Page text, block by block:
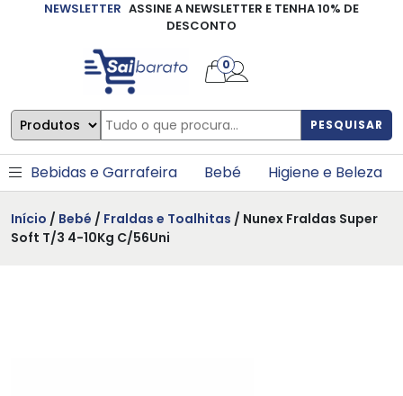
NEWSLETTER ASSINE A NEWSLETTER E TENHA 10% DE
DESCONTO
PESQUISAR
0
Bebidas e Garrafeira Bebé Higiene e Beleza
Início / Bebé / Fraldas e Toalhitas / Nunex Fraldas Super
Soft T/3 4-10Kg C/56Uni